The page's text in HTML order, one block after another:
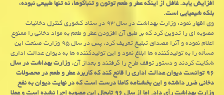
افزایش یابد. غافل از اینكه عطر و طعم توتون و تنباكوها، نه تنها طبیعی نبوده،
بلكه شیمیایی است.
وی اظهار نمود: وزارت بهداشت در سال ۹۳ در ستاد كشوری كنترل دخانیات
مصوبه ای را تدوین كرد كه بر طبق آن افزودن عطر و طعم به مواد دخانی را ممنوع
اعلام نموده و آنرا مصداق تبلیغ تعریف كرد، پس در سال ۹۵ وزارت صنعت این
مسأله را به تولیدكننده ها ابلاغ نمود و این تولیدكننده ها به دیوان عدالت اداری
شكایت كردند و دستور توقف طرح را گرفتند و بعداز آن،وزارت بهداشت در سال
۹۶ توانست دیوان عدالت اداری را قانع كند كه كاربرد عطر و طعم در محصولات
دخانی ضرر داشته و این بخشنامه كاملا درست است كه در نهایت دیوان به نفع
وزارت بهداشت رأی داد. اما از سال ۹۶ تابحال این مصوبه اجرا نشده است و عملا